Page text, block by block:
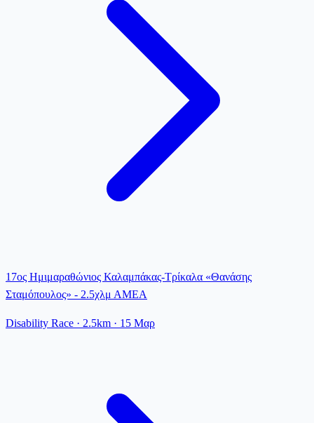
17ος Ημιμαραθώνιος Καλαμπάκας-Τρίκαλα «Θανάσης
Σταμόπουλος» - 2.5χλμ ΑΜΕΑ
Disability Race · 2.5km · 15 Μαρ